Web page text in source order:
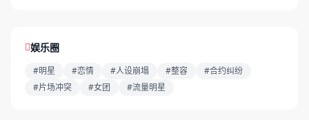
娱乐圈
#明星 #恋情 #人设崩塌 #整容
#合约纠纷
#片场冲突
#女团 #流量明星